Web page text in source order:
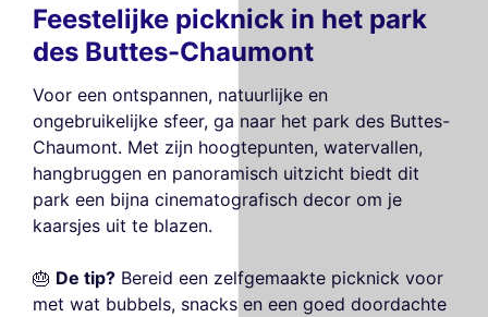
Feestelijke picknick in het park
des Buttes-Chaumont
Voor een ontspannen, natuurlijke en
ongebruikelijke sfeer, ga naar het park des Buttes-
Chaumont. Met zijn hoogtepunten, watervallen,
hangbruggen en panoramisch uitzicht biedt dit
park een bijna cinematografisch decor om je
kaarsjes uit te blazen.
🎂 De tip? Bereid een zelfgemaakte picknick voor
met wat bubbels, snacks en een goed doordachte